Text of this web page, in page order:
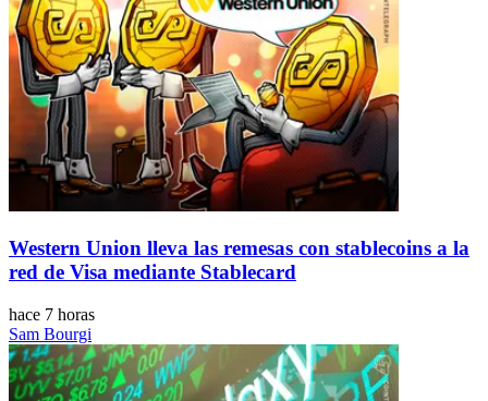
Western Union lleva las remesas con stablecoins a la
red de Visa mediante Stablecard
hace 7 horas
Sam Bourgi